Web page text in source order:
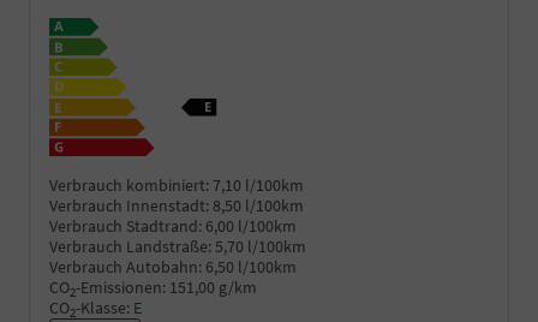
Verbrauch kombiniert: 7,10 l/100km
Verbrauch Innenstadt: 8,50 l/100km
Verbrauch Stadtrand: 6,00 l/100km
Verbrauch Landstraße: 5,70 l/100km
Verbrauch Autobahn: 6,50 l/100km
CO2-Emissionen: 151,00 g/km
CO2-Klasse: E